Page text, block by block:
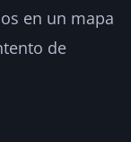
en un mapa
de